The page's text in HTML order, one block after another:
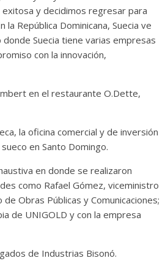
y decidimos regresar para
República Dominicana, Suecia ve
Suecia tiene varias empresas
con la innovación,
en el restaurante O.Dette,
la oficina comercial y de inversión
en Santo Domingo.
en donde se realizaron
como Rafael Gómez, viceministro
Obras Públicas y Comunicaciones;
de UNIGOLD y con la empresa
de Industrias Bisonó.